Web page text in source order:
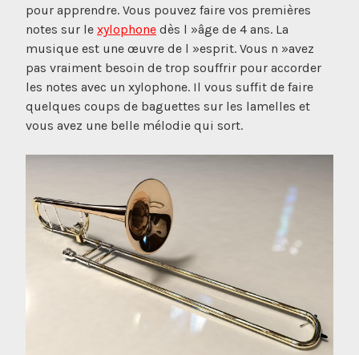
pour apprendre. Vous pouvez faire vos premières
notes sur le xylophone dès l »âge de 4 ans. La
musique est une œuvre de l »esprit. Vous n »avez
pas vraiment besoin de trop souffrir pour accorder
les notes avec un xylophone. Il vous suffit de faire
quelques coups de baguettes sur les lamelles et
vous avez une belle mélodie qui sort.